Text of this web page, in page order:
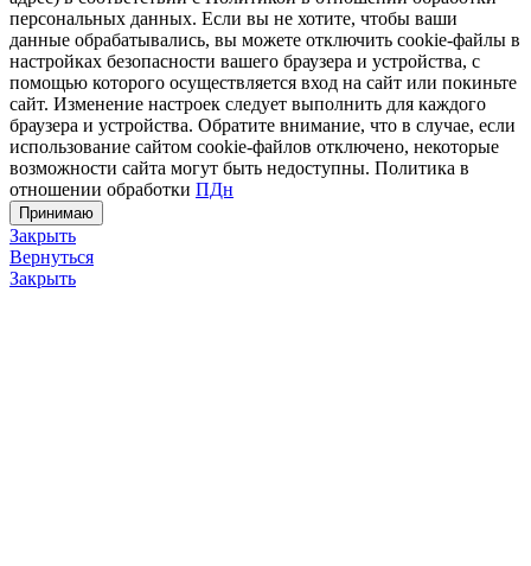
персональных данных. Если вы не хотите, чтобы ваши
данные обрабатывались, вы можете отключить cookie-файлы в
настройках безопасности вашего браузера и устройства, с
помощью которого осуществляется вход на сайт или покиньте
сайт. Изменение настроек следует выполнить для каждого
браузера и устройства. Обратите внимание, что в случае, если
использование сайтом cookie-файлов отключено, некоторые
возможности сайта могут быть недоступны. Политика в
отношении обработки ПДн
Принимаю
Закрыть
Вернуться
Закрыть